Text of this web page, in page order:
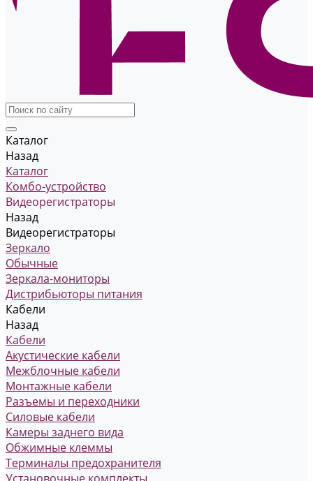
Каталог
Назад
Каталог
Комбо-устройство
Видеорегистраторы
Назад
Видеорегистраторы
Зеркало
Обычные
Зеркала-мониторы
Дистрибьюторы питания
Кабели
Назад
Кабели
Акустические кабели
Межблочные кабели
Монтажные кабели
Разъемы и переходники
Силовые кабели
Камеры заднего вида
Обжимные клеммы
Терминалы предохранителя